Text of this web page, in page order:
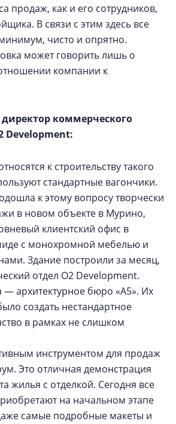
продаж, как и его сотрудников,
В связи с этим здесь все
чисто и опрятно.
может говорить лишь о
компании к
коммерческого
Development:
к строительству такого
стандартные вагончики.
к этому вопросу творчески
в новом объекте в Мурино,
клиентский офис в
с монохромной мебелью и
Здание построили за месяц,
отдел O2 Development.
— архитектурное бюро «А5». Их
создать нестандартное
в рамках не слишком
инструментом для продаж
Это отличная демонстрация
жилья с отделкой. Сегодня все
на начальном этапе
самые подробные макеты и